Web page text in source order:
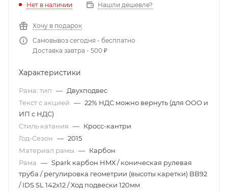
Нет в наличии Нашли дешевле?
Хочу в подарок
Самовывоз сегодня - бесплатно
Доставка завтра - 500 ₽
Характеристики
Рама: тип — Двухподвес
Текст с акцией — 22% НДС можно вернуть (для ООО и
ИП с НДС)
Стиль катания — Кросс-кантри
Год-Сезон — 2015
Материал рамы — Карбон
Рама — Spark карбон HMХ / коническая рулевая
труба / регулировка геометрии (высоты каретки) BB92
/ IDS SL 142x12 / Ход подвески 120мм